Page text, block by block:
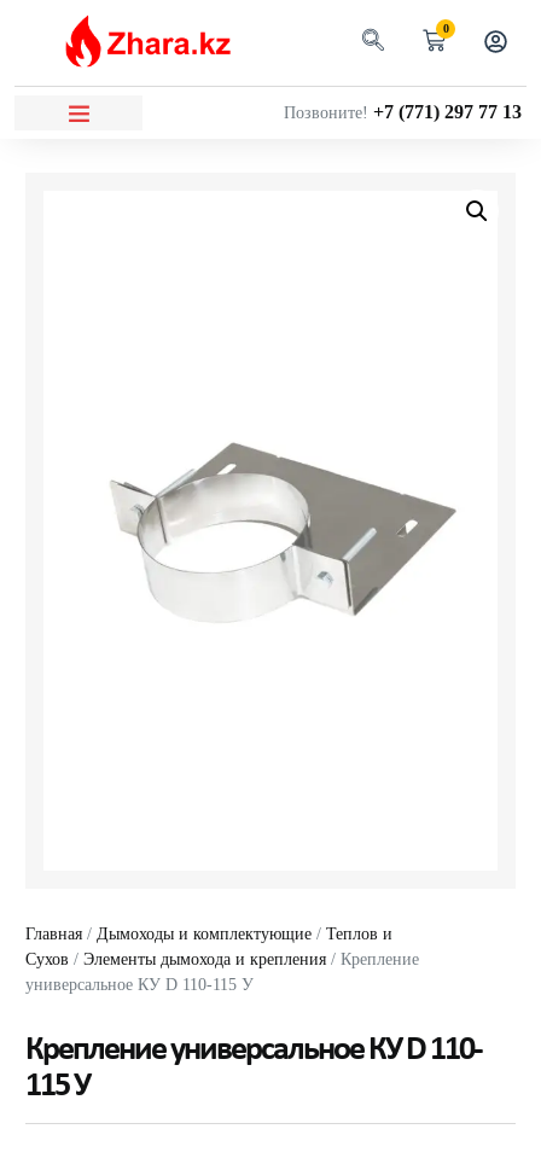
0
Позвоните! +7 (771) 297 77 13
Главная / Дымоходы и комплектующие /Теплов и
Сухов /Элементы дымохода и крепления / Крепление
универсальное КУ D 110-115 У
Крепление универсальное КУ D 110-
115 У